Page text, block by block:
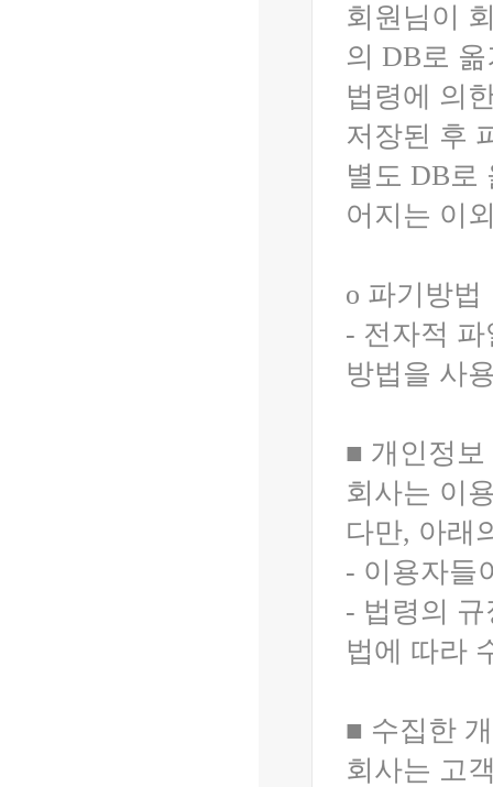
회원님이
의 DB로
법령에 의
저장된 후
별도 DB로
어지는 이
ο 파기방법
- 전자적
방법을 사
■ 개인정보
회사는 이
다만, 아래
- 이용자들
- 법령의
법에 따라
■ 수집한
회사는 고